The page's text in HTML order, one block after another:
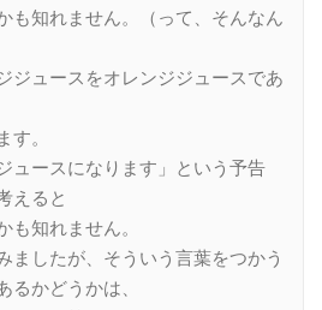
も知れません。（って、そんなん
ジュースをオレンジジュースであ
す。
ュースになります」という予告
えると
も知れません。
ましたが、そういう言葉をつかう
るかどうかは、